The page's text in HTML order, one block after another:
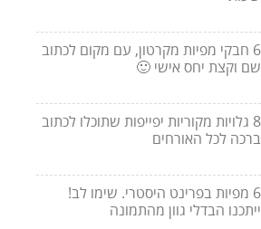
6 חבקי מפיות מקרטון, עם מקום לכתוב
שם וקצת יחס אישי 🙂
8 גלויות מקוריות יפייפות שתוכלו לכתוב
ברכה לכל האורחים
6 מפיות בפרינט היסטרי. שימו לב!
ייתכנו הבדלי גוון מהתמונה